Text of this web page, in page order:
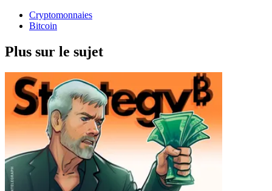
Cryptomonnaies
Bitcoin
Plus sur le sujet